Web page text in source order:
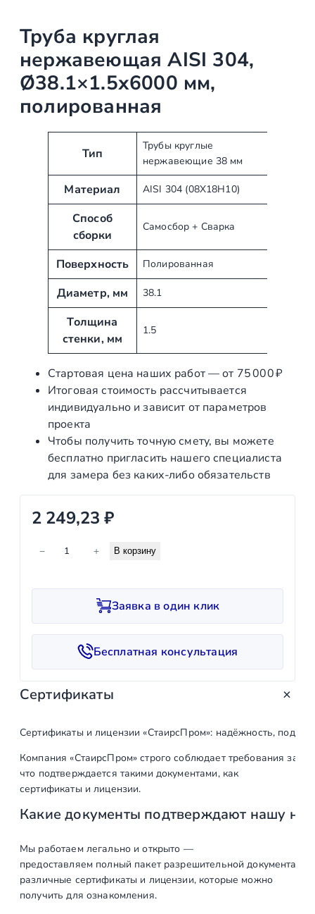
Труба круглая
нержавеющая AISI 304,
Ø38.1×1.5х6000 мм,
полированная
р
т
ы
а
ч
е
н
и
е
Тип
Трубы круглые
нержавеющие 38 мм
Материал AISI 304 (08Х18Н10)
Способ
сборки
Самосбор + Сварка
Поверхность Полированная
Диаметр, мм 38.1
Толщина
стенки, мм
1.5
Стартовая цена наших работ — от 75 000 ₽
Итоговая стоимость рассчитывается
индивидуально и зависит от параметров
проекта
Чтобы получить точную смету, вы можете
бесплатно пригласить нашего специалиста
для замера без каких‑либо обязательств
2 249,23₽
е
в
о
о
а
р
а
Т
у
б
а
к
− + В корзину
Заявка в один клик
Бесплатная консультация
Сертификаты
Сертификаты и лицензии «СтаирсПром»: надёжность,
Компания «СтаирсПром» строго соблюдает требования
что подтверждается такими документами, как
сертификаты и лицензии.
Какие документы подтверждают нашу
Мы работаем легально и открыто —
предоставляем полный пакет разрешительной
различные сертификаты и лицензии, которые можно
получить для ознакомления.